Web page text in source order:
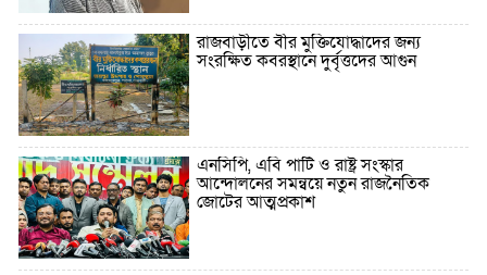
রাজবাড়ীতে বীর মুক্তিযোদ্ধাদের জন্য
সংরক্ষিত কবরস্থানে দুর্বৃত্তদের আগুন
এনসিপি, এবি পার্টি ও রাষ্ট্র সংস্কার
আন্দোলনের সমন্বয়ে নতুন রাজনৈতিক
জোটের আত্মপ্রকাশ